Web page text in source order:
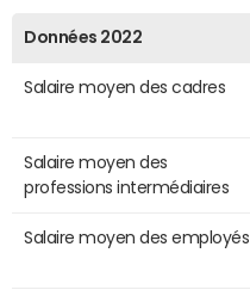
Données 2022
Salaire moyen des cadres
Salaire moyen des
professions intermédiaires
Salaire moyen des employés